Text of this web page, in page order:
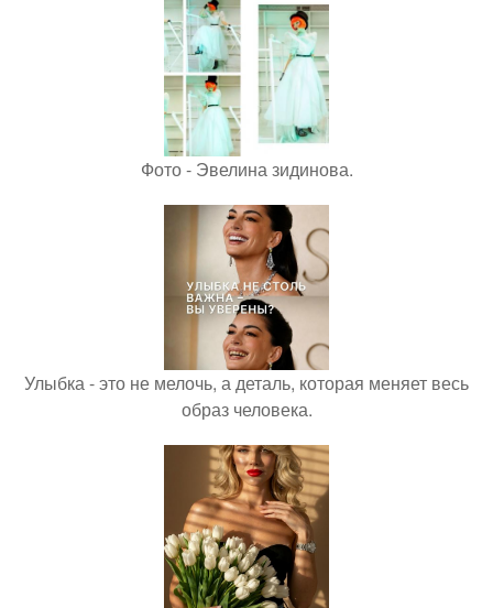
Фото - Эвелина зидинова.
Улыбка - это не мелочь, а деталь, которая меняет весь
образ человека.